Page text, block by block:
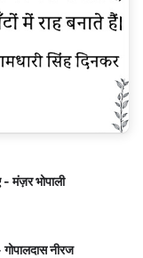
मंज़र भोपाली
नीरज